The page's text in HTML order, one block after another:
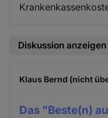
Diskussion anzeigen
Klaus Bernd (nicht
Das "Beste(n)